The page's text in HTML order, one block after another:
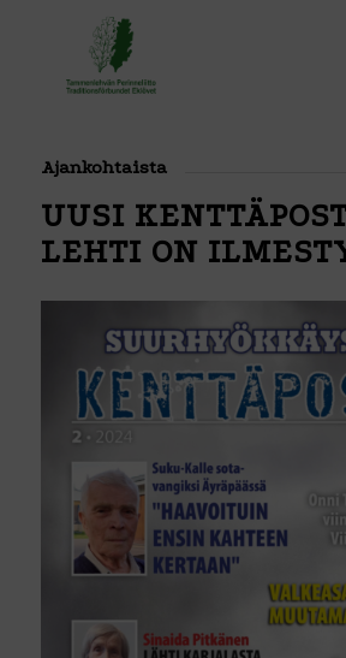
Ajankohtaista
UUSI
LEHTI ON